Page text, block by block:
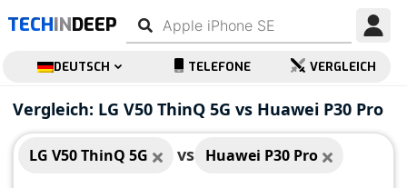
TECHINDEEP
DEUTSCH TELEFONE VERGLEICH
Vergleich: LG V50 ThinQ 5G vs Huawei P30 Pro
LG V50 ThinQ 5G vs Huawei P30 Pro
LG V50 ThinQ 5G Huawei P30 Pro